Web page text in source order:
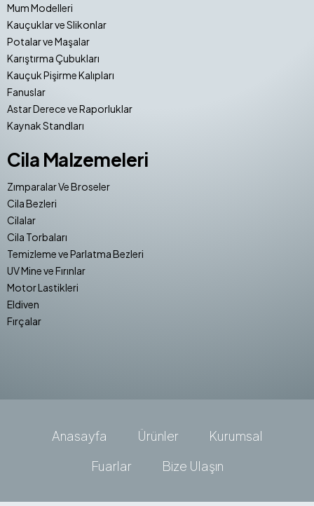
Mum Modelleri
Kauçuklar ve Slikonlar
Potalar ve Maşalar
Karıştırma Çubukları
Kauçuk Pişirme Kalıpları
Fanuslar
Astar Derece ve Raporluklar
Kaynak Standları
Cila Malzemeleri
Zımparalar Ve Broseler
Cila Bezleri
Cilalar
Cila Torbaları
Temizleme ve Parlatma Bezleri
UV Mine ve Fırınlar
Motor Lastikleri
Eldiven
Fırçalar
Anasayfa Ürünler
Kurumsal
Fuarlar
Bize Ulaşın